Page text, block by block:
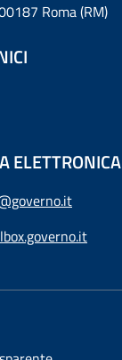
Roma (RM)
ELETTRONICA